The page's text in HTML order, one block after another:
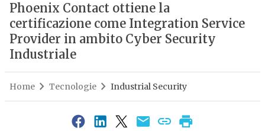
Phoenix Contact ottiene la
certificazione come Integration Service
Provider in ambito Cyber Security
Industriale
Home Tecnologie Industrial Security